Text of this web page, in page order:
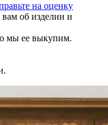
на оценку
об изделии и
мы ее выкупим.